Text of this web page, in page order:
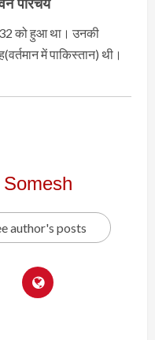
परिचय
को हुआ था। उनकी
में पाकिस्तान) थी।
Somesh
author's posts